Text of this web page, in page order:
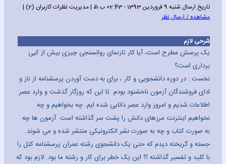
تاریخ ارسال شنبه 9 فروردین 1393 - 02:43 ب.ظ | مدیریت نظرات کاربران (2) |
مشاهده / ارسال نظر
شرحی لازم
یک پرسش مطرح است، آیا کار تارنمای روانسنجی چیزی بیش از کپی
برداری است؟
نخست : در دوره دانشجویی و کار ، برای به دست آوردن پرسشنامه از ناز و
ادای فروشندگان آزمون ناخشنود بودم. تا این که روزگار گذشت و وارد عصر
اطلاعات شدیم و امروز وارد عصر دانایی شده ایم. چه بخواهیم و چه
نخواهیم اینترنت مرزهای دانش را پشت سر گذاشته است. آزمون ها چه
به صورت کتاب و چه به صورت نشر الکترونیکی منتشر شده و می شوند.
جسته و گریخته دیدم که حتی یک دانشجوی رشته عمران پرسشنامه کتل را
با کلید و تفسیر گذاشته !؟ این یک خطر برای کار و رشته ما بود. لازم بود که